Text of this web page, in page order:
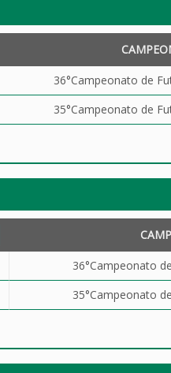
36°Campeonato de
35°Campeonato de
36°Campeonato
35°Campeonato